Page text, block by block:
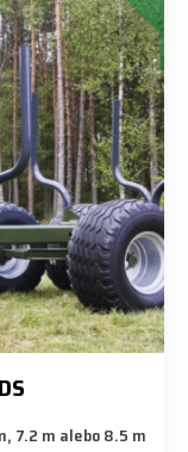
7.2 m alebo 8.5 m